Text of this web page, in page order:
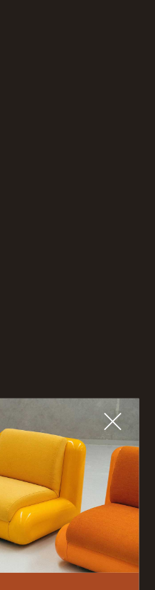
Close
FOR?